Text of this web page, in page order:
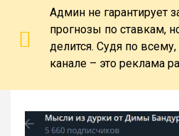
Админ не гарантирует
прогнозы по ставкам,
делится. Судя по
канале – это реклама